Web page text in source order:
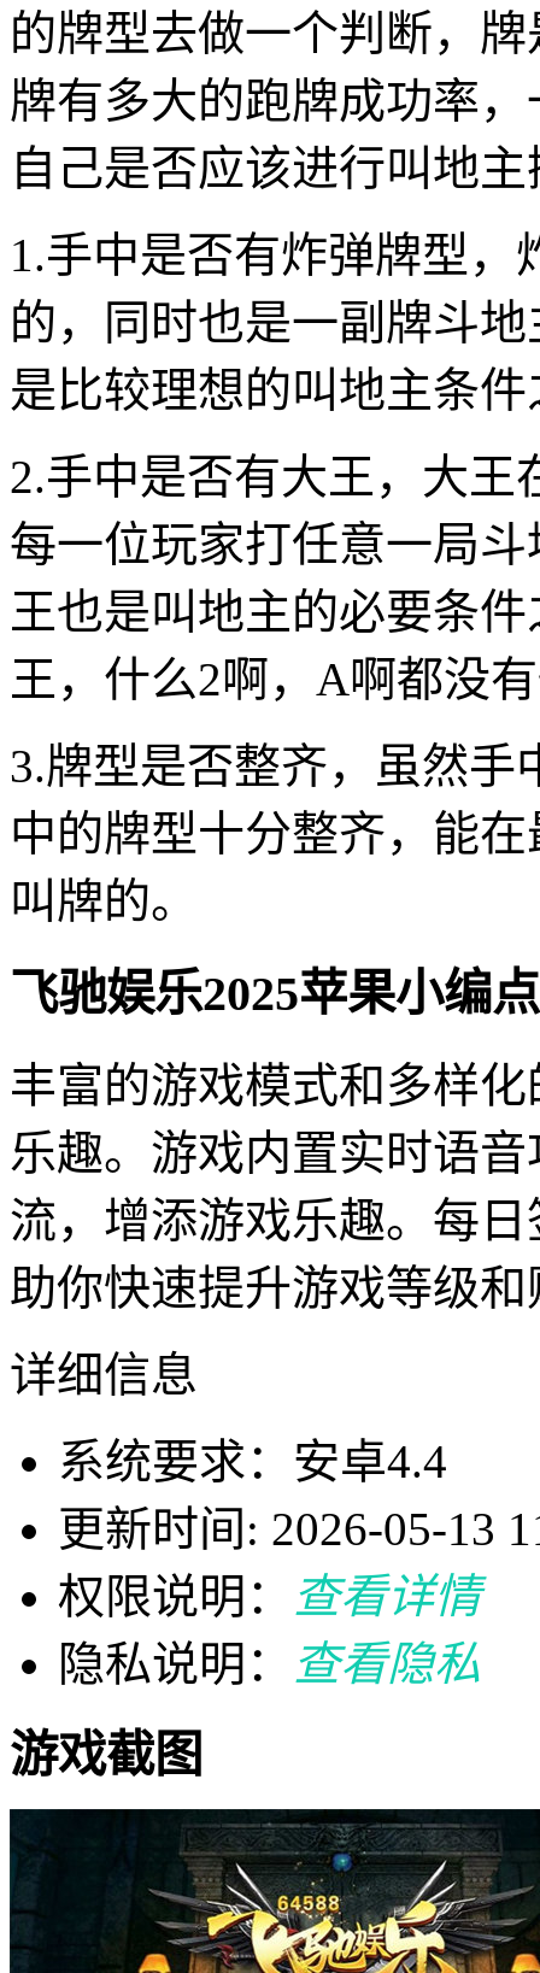
的牌型去做一个判断，
牌有多大的跑牌成功率
自己是否应该进行叫地
1.手中是否有炸弹牌型
的，同时也是一副牌斗
是比较理想的叫地主条件
2.手中是否有大王，大
每一位玩家打任意一局
王也是叫地主的必要条
王，什么2啊，A啊都没
3.牌型是否整齐，虽然
中的牌型十分整齐，能
叫牌的。
飞驰娱乐2025苹果小编
丰富的游戏模式和多样
乐趣。游戏内置实时语
流，增添游戏乐趣。每
助你快速提升游戏等级和
详细信息
系统要求：安卓4.4
更新时间: 2026-05-13
权限说明：
查看详情
隐私说明：
查看隐私
游戏截图